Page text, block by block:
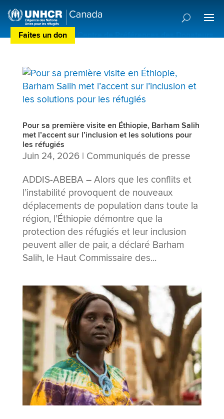
Faites un don Centre de Préférences des Donateurs
Pour sa première visite en Éthiopie, Barham Salih
met l’accent sur l’inclusion et les solutions pour
les réfugiés
Juin 24, 2026| Communiqués de presse
ADDIS-ABEBA – Alors que les conflits et
l’instabilité provoquent de nouveaux
déplacements de population dans toute la
région, l’Éthiopie démontre que la
protection des réfugiés et leur inclusion
peuvent aller de pair, a déclaré Barham
Salih, le Haut Commissaire des...